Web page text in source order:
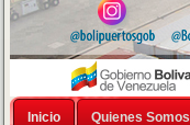
Inicio Quienes Somos